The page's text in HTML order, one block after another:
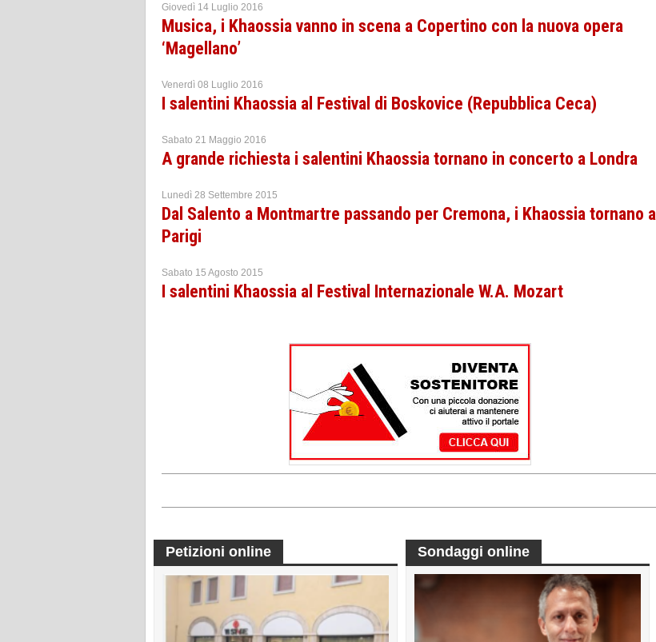
Giovedì 14 Luglio 2016
Musica, i Khaossia vanno in scena a Copertino con la nuova opera
‘Magellano’
Venerdì 08 Luglio 2016
I salentini Khaossia al Festival di Boskovice (Repubblica Ceca)
Sabato 21 Maggio 2016
A grande richiesta i salentini Khaossia tornano in concerto a Londra
Lunedì 28 Settembre 2015
Dal Salento a Montmartre passando per Cremona, i Khaossia tornano a
Parigi
Sabato 15 Agosto 2015
I salentini Khaossia al Festival Internazionale W.A. Mozart
Petizioni online Sondaggi online